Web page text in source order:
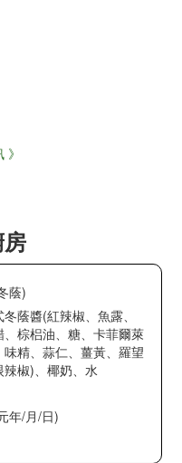
》
蔭)
蔭醬(紅辣椒、魚露、
棕梠油、糖、卡菲爾萊
精、蒜仁、薑黃、羅望
椒)、椰奶、水
年/月/日)